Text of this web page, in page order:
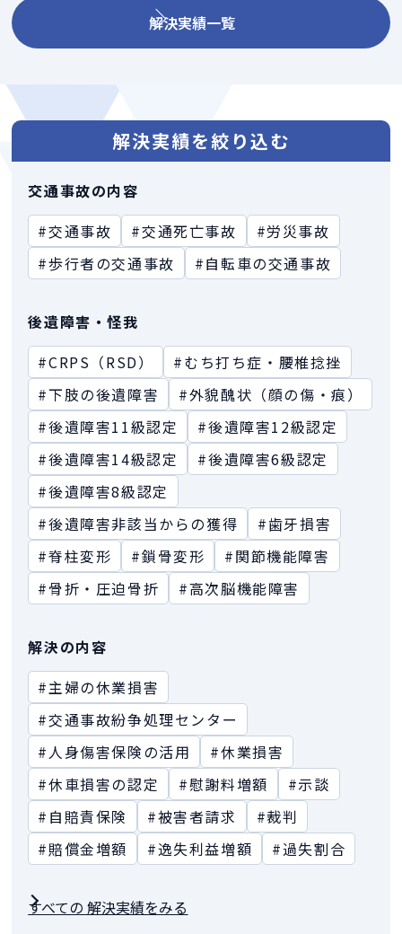
解決実績一覧
解決実績を絞り込む
交通事故の内容
#交通事故
#交通死亡事故
#労災事故
#歩行者の交通事故
#自転車の交通事故
後遺障害・怪我
#CRPS（RSD）
#むち打ち症・腰椎捻挫
#下肢の後遺障害
#外貌醜状（顔の傷・痕）
#後遺障害11級認定
#後遺障害12級認定
#後遺障害14級認定
#後遺障害6級認定
#後遺障害8級認定
#後遺障害非該当からの獲得
#歯牙損害
#脊柱変形
#鎖骨変形
#関節機能障害
#骨折・圧迫骨折
#高次脳機能障害
解決の内容
#主婦の休業損害
#交通事故紛争処理センター
#人身傷害保険の活用
#休業損害
#休車損害の認定
#慰謝料増額
#示談
#自賠責保険
#被害者請求
#裁判
#賠償金増額
#逸失利益増額 #過失割合
すべての 解決実績をみる